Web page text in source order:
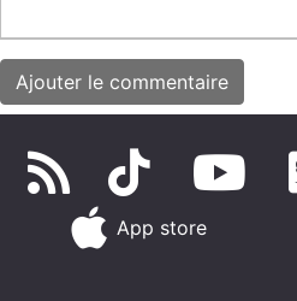
App store